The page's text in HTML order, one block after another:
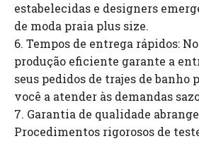
estabelecidas e designers
de moda praia plus size.
6. Tempos de entrega rápidos:
produção eficiente garante a
seus pedidos de trajes de banho
você a atender às demandas
7. Garantia de qualidade
Procedimentos rigorosos de